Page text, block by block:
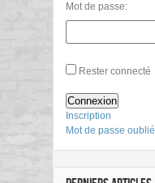
Mot de passe:
Rester connecté
Connexion
Inscription
Mot de passe oublié